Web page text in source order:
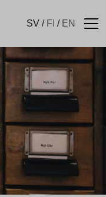
SV/ FI / EN